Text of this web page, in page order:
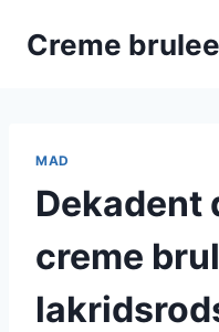
Creme brulee
MAD
Dekadent
creme